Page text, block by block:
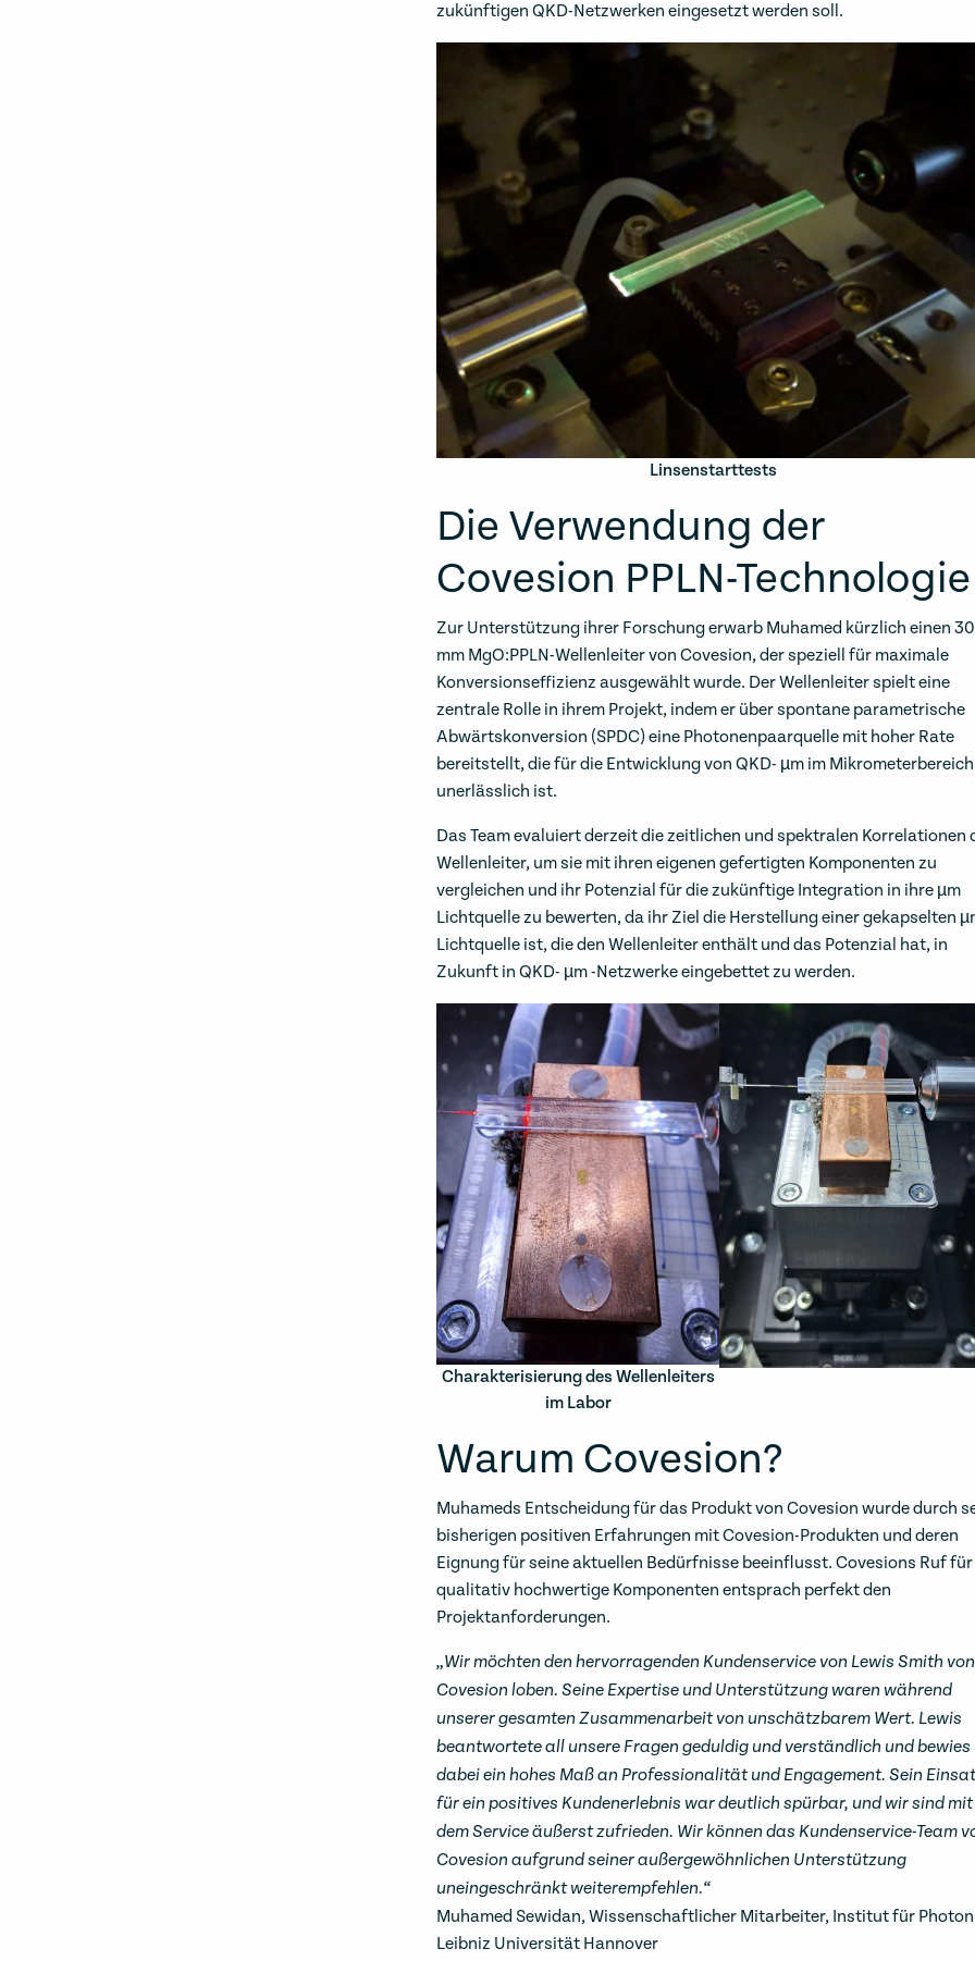
zukünftigen QKD-Netzwerken eingesetzt werden soll.
Linsenstarttests
Die Verwendung der
Covesion PPLN-Technologie
Zur Unterstützung ihrer Forschung erwarb Muhamed kürzlich einen 30
mm MgO:PPLN-Wellenleiter von Covesion, der speziell für maximale
Konversionseffizienz ausgewählt wurde. Der Wellenleiter spielt eine
zentrale Rolle in ihrem Projekt, indem er über spontane parametrische
Abwärtskonversion (SPDC) eine Photonenpaarquelle mit hoher Rate
bereitstellt, die für die Entwicklung von QKD- µm im Mikrometerbereich
unerlässlich ist.
Das Team evaluiert derzeit die zeitlichen und spektralen Korrelationen
Wellenleiter, um sie mit ihren eigenen gefertigten Komponenten zu
vergleichen und ihr Potenzial für die zukünftige Integration in ihre µm
Lichtquelle zu bewerten, da ihr Ziel die Herstellung einer gekapselten
Lichtquelle ist, die den Wellenleiter enthält und das Potenzial hat, in
Zukunft in QKD- µm -Netzwerke eingebettet zu werden.
Charakterisierung des Wellenleiters
im Labor
Warum Covesion?
Muhameds Entscheidung für das Produkt von Covesion wurde durch
bisherigen positiven Erfahrungen mit Covesion-Produkten und deren
Eignung für seine aktuellen Bedürfnisse beeinflusst. Covesions Ruf für
qualitativ hochwertige Komponenten entsprach perfekt den
Projektanforderungen.
„Wir möchten den hervorragenden Kundenservice von Lewis Smith von
Covesion loben. Seine Expertise und Unterstützung waren während
unserer gesamten Zusammenarbeit von unschätzbarem Wert. Lewis
beantwortete all unsere Fragen geduldig und verständlich und bewies
dabei ein hohes Maß an Professionalität und Engagement. Sein
für ein positives Kundenerlebnis war deutlich spürbar, und wir sind mit
dem Service äußerst zufrieden. Wir können das Kundenservice-Team
Covesion aufgrund seiner außergewöhnlichen Unterstützung
uneingeschränkt weiterempfehlen.“
Muhamed Sewidan, Wissenschaftlicher Mitarbeiter, Institut für
Leibniz Universität Hannover